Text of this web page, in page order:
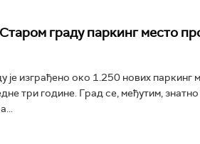
граду паркинг место
изграђено око 1.250 нових паркинг
три године. Град се, међутим,